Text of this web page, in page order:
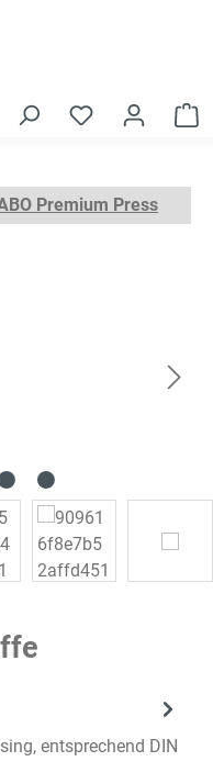
Premium Press
entsprechend DIN